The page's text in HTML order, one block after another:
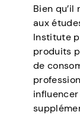
Bien
aux
Institute
produits
de